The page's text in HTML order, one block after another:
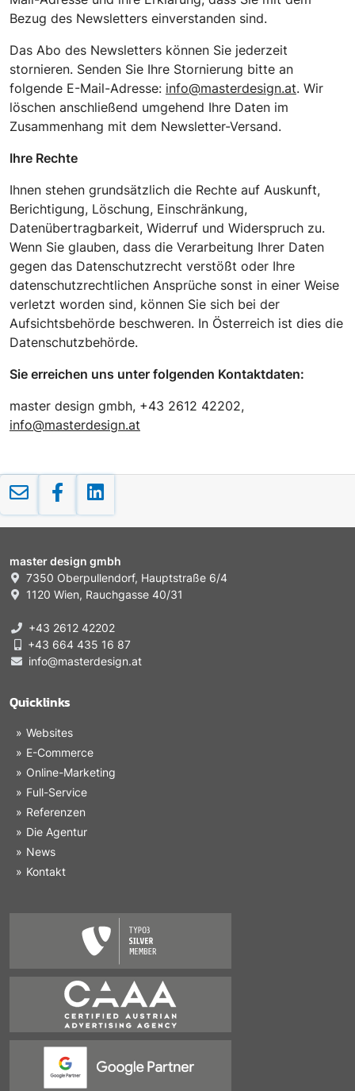
Bezug des Newsletters einverstanden sind.
Das Abo des Newsletters können Sie jederzeit
stornieren. Senden Sie Ihre Stornierung bitte an
folgende E-Mail-Adresse: info@masterdesign.at. Wir
löschen anschließend umgehend Ihre Daten im
Zusammenhang mit dem Newsletter-Versand.
Ihre Rechte
Ihnen stehen grundsätzlich die Rechte auf Auskunft,
Berichtigung, Löschung, Einschränkung,
Datenübertragbarkeit, Widerruf und Widerspruch zu.
Wenn Sie glauben, dass die Verarbeitung Ihrer Daten
gegen das Datenschutzrecht verstößt oder Ihre
datenschutzrechtlichen Ansprüche sonst in einer Weise
verletzt worden sind, können Sie sich bei der
Aufsichtsbehörde beschweren. In Österreich ist dies die
Datenschutzbehörde.
Sie erreichen uns unter folgenden Kontaktdaten:
master design gmbh, +43 2612 42202,
info@masterdesign.at
master design gmbh
7350 Oberpullendorf, Hauptstraße 6/4
1120 Wien, Rauchgasse 40/31
+43 2612 42202
+43 664 435 16 87
info@masterdesign.at
Quicklinks
Websites
E-Commerce
Online-Marketing
Full-Service
Referenzen
Die Agentur
News
Kontakt